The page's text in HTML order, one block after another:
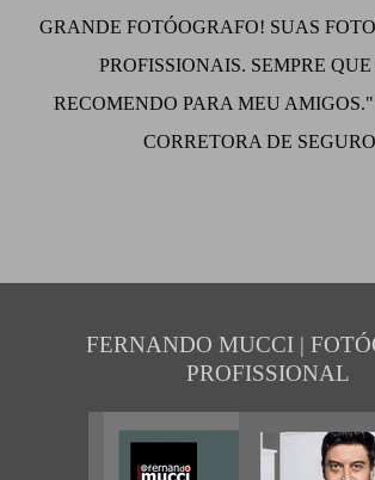
GRANDE FOTÓOGRAFO! SUAS
PROFISSIONAIS. SEMPRE QUE
RECOMENDO PARA MEU AMIGOS."
CORRETORA DE
FERNANDO MUCCI |
PROFISSIONAL